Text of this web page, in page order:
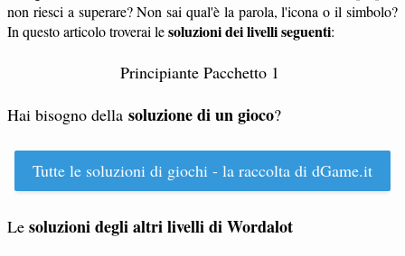
non riesci a superare? Non sai qual'è la parola, l'icona o il simbolo?
In questo articolo troverai lesoluzioni dei livelli seguenti:
Principiante Pacchetto 1
Hai bisogno della soluzione di un gioco?
Tutte le soluzioni di giochi - la raccolta di dGame.it
Le soluzioni degli altri livelli di Wordalot